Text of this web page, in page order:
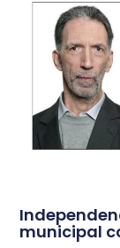
municipal